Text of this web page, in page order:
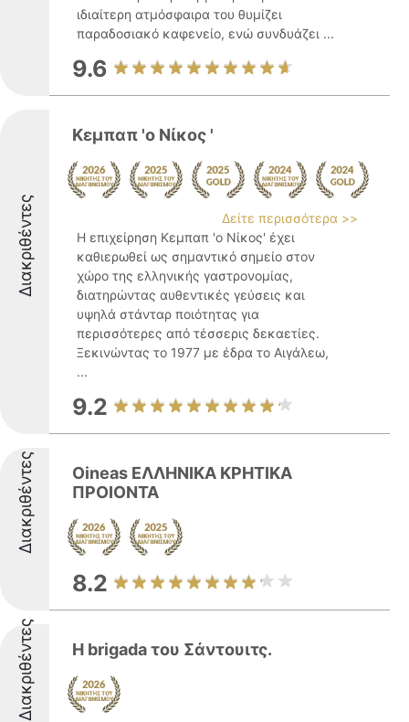
ιδιαίτερη ατμόσφαιρα του θυμίζει
παραδοσιακό καφενείο, ενώ συνδυάζει ...
9.6
Διακριθέντες
Κεμπαπ 'ο Νίκος '
Δείτε περισσότερα >>
Η επιχείρηση Κεμπαπ 'ο Νίκος' έχει
καθιερωθεί ως σημαντικό σημείο στον
χώρο της ελληνικής γαστρονομίας,
διατηρώντας αυθεντικές γεύσεις και
υψηλά στάνταρ ποιότητας για
περισσότερες από τέσσερις δεκαετίες.
Ξεκινώντας το 1977 με έδρα το Αιγάλεω,
...
9.2
Διακριθέντες
Oineas ΕΛΛΗΝΙΚΑ ΚΡΗΤΙΚΑ
ΠΡΟΙΟΝΤΑ
8.2
Διακριθέντες H brigada του Σάντουιτς.